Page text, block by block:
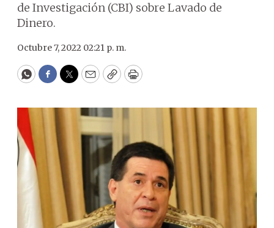
de Investigación (CBI) sobre Lavado de
Dinero.
Octubre 7, 2022 02:21 p. m.
WhatsApp
Facebook
Twitter
EmailCopyPrint